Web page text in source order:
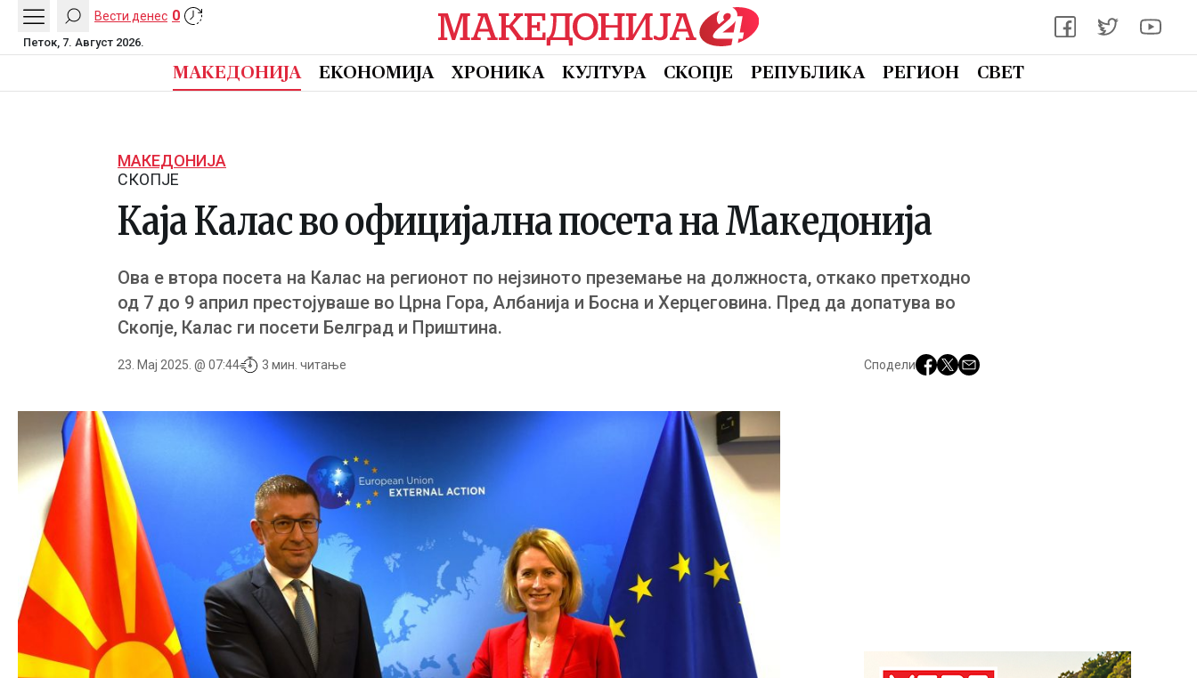
Вести денес 0
Петок, 7. Август 2026.
МАКЕДОНИЈА ЕКОНОМИЈА ХРОНИКА КУЛТУРА СКОПЈЕ РЕПУБЛИКА РЕГИОН СВЕТ
МАКЕДОНИЈА
СКОПЈЕ
Каја Калас во официјална посета на Македонија
Ова е втора посета на Калас на регионот по нејзиното преземање на должноста, откако претходно
од 7 до 9 април престојуваше во Црна Гора, Албанија и Босна и Херцеговина. Пред да допатува во
Скопје, Калас ги посети Белград и Приштина.
23. Мај 2025. @ 07:44 3 мин. читање Сподели